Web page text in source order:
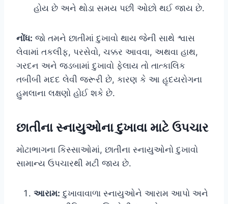
હોય છે અને થોડા સમય પછી ઓછો થઈ જાય છે.
નોંધ: જો તમને છાતીમાં દુખાવો થાય જેની સાથે શ્વાસ
લેવામાં તકલીફ, પરસેવો, ચક્કર આવવા, અથવા હાથ,
ગરદન અને જડબામાં દુખાવો ફેલાય તો તાત્કાલિક
તબીબી મદદ લેવી જરૂરી છે, કારણ કે આ હૃદયરોગના
હુમલાના લક્ષણો હોઈ શકે છે.
છાતીના સ્નાયુઓના દુખાવા માટે ઉપચાર
મોટાભાગના કિસ્સાઓમાં, છાતીના સ્નાયુઓનો દુખાવો
સામાન્ય ઉપચારથી મટી જાય છે.
આરામ: દુખાવાવાળા સ્નાયુઓને આરામ આપો અને